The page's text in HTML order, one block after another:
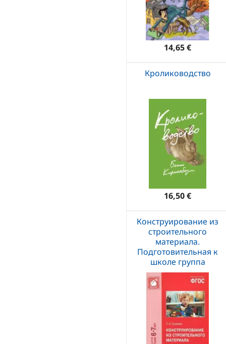
14,65 €
Кролиководство
16,50 €
Конструирование из
строительного
материала.
Подготовительная к
школе группа